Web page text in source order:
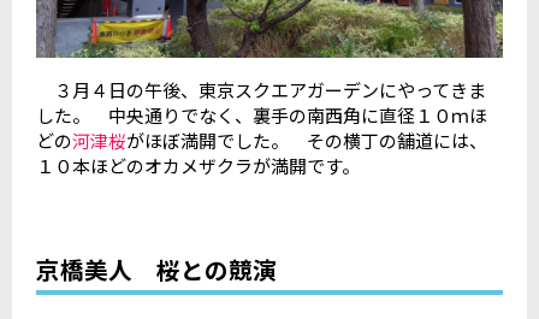
３月４日の午後、東京スクエアガーデンにやってきま
した。 中央通りでなく、裏手の南西角に直径１０ｍほ
どの河津桜がほぼ満開でした。 その横丁の舗道には、
１０本ほどのオカメザクラが満開です。
京橋美人 桜との競演